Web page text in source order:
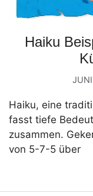
Haiku
Haiku, eine
fasst tiefe
zusammen.
von 5-7-5 über